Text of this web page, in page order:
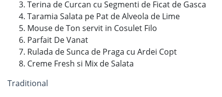
Terina de Curcan cu Segmenti de Ficat de Gasca
Taramia Salata pe Pat de Alveola de Lime
Mouse de Ton servit in Cosulet Filo
Parfait De Vanat
Rulada de Sunca de Praga cu Ardei Copt
Creme Fresh si Mix de Salata
Traditional